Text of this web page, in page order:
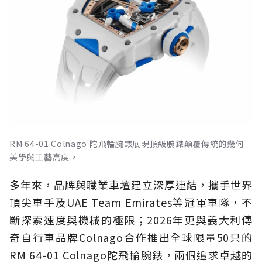
RM 64-01 Colnago 陀飛輪腕錶展現頂級腕錶顛覆傳統的幾何
美學與工藝高度。
多年來，品牌與職業車壇建立深厚連結，攜手世界
頂尖車手及UAE Team Emirates等冠軍車隊，不
斷探索速度與機械的極限；2026年更與義大利傳
奇自行車品牌Colnago合作推出全球限量50只的
RM 64-01 Colnago陀飛輪腕錶，兩個追求卓越的